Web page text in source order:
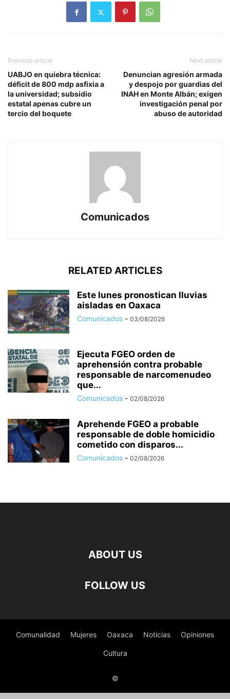
Previous article
UABJO en quiebra técnica:
déficit de 800 mdp asfixia a
la universidad; subsidio
estatal apenas cubre un
tercio del boquete
Next article
Denuncian agresión armada
y despojo por guardias del
INAH en Monte Albán; exigen
investigación penal por
abuso de autoridad
Comunicados
RELATED ARTICLES
Este lunes pronostican lluvias
aisladas en Oaxaca
Comunicados - 03/08/2026
Ejecuta FGEO orden de
aprehensión contra probable
responsable de narcomenudeo
que...
Comunicados - 02/08/2026
Aprehende FGEO a probable
responsable de doble homicidio
cometido con disparos...
Comunicados - 02/08/2026
ABOUT US
FOLLOW US
Comunalidad Mujeres Oaxaca Noticias Opiniones
Cultura
©